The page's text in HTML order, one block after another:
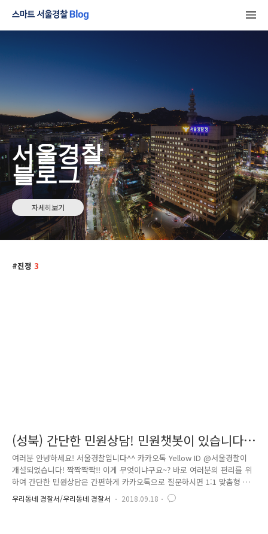
서울경찰
블로그
자세히보기
진정 3
(성북) 간단한 민원상담! 민원챗봇이 있습니다
♥
여러분 안녕하세요! 서울경찰입니다^^ 카카오톡 Yellow ID @서울경찰이
개설되었습니다! 짝짝짝짝!! 이게 무엇이냐구요~? 바로 여러분의 편리를 위
하여 간단한 민원상담은 간편하게 카카오톡으로 질문하시면 1:1 맞춤형 답
변으로 받아보실 수 있는 기능이랍니다! 바로 민원챗봇이죠^^* 그럼 민원
챗봇! "서울경찰" 플러스친구랑 대화하는법에 대해서 알아볼까요? 여러분!
우리동네 경찰서/우리동네 경찰서 2018.09.18